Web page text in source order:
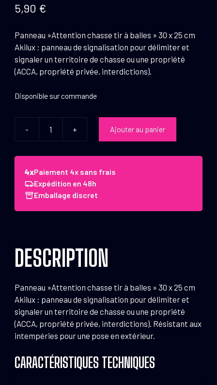
5,90 €
Panneau »Attention chasse tir à balles » 30 x 25 cm
Akilux : panneau de signalisation pour délimiter et
signaler un territoire de chasse ou une propriété
(ACCA, propriété privée, interdictions).
Disponible sur commande
-
quantité
Panneau
''Attention
chasse
tir
cm
+ Ajouter au panier
Paiement 4x sans frais
Expédition en 48h
Emballage discret
DESCRIPTION
Panneau »Attention chasse tir à balles » 30 x 25 cm
Akilux : panneau de signalisation pour délimiter et
signaler un territoire de chasse ou une propriété
(ACCA, propriété privée, interdictions). Résistant aux
intempéries pour une pose en extérieur.
CARACTÉRISTIQUES TECHNIQUES